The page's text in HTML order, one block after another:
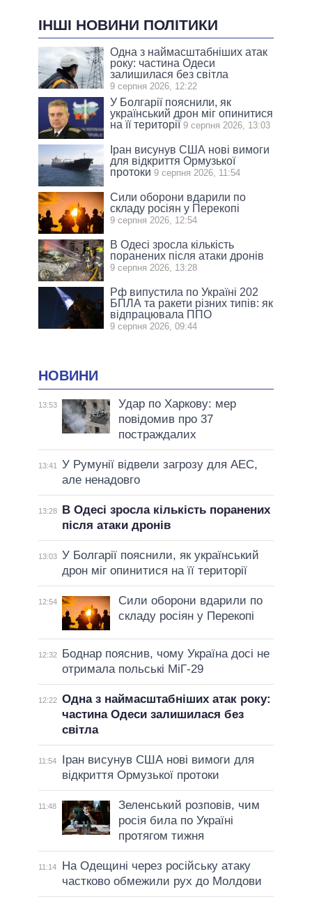
ІНШІ НОВИНИ ПОЛІТИКИ
Одна з наймасштабніших атак
року: частина Одеси
залишилася без світла
9 серпня 2026, 12:22
У Болгарії пояснили, як
український дрон міг опинитися
на її території 9 серпня 2026, 13:03
Іран висунув США нові вимоги
для відкриття Ормузької
протоки 9 серпня 2026, 11:54
Сили оборони вдарили по
складу росіян у Перекопі
9 серпня 2026, 12:54
В Одесі зросла кількість
поранених після атаки дронів
9 серпня 2026, 13:28
Рф випустила по Україні 202
БПЛА та ракети різних типів: як
відпрацювала ППО
9 серпня 2026, 09:44
НОВИНИ
13:53
Удар по Харкову: мер
повідомив про 37
постраждалих
13:41
У Румунії відвели загрозу для АЕС,
але ненадовго
13:28
В Одесі зросла кількість поранених
після атаки дронів
13:03 У Болгарії пояснили, як український
дрон міг опинитися на її території
12:54
Сили оборони вдарили по
складу росіян у Перекопі
12:32
Боднар пояснив, чому Україна досі не
отримала польські МіГ-29
12:22 Одна з наймасштабніших атак року:
частина Одеси залишилася без
світла
11:54
Іран висунув США нові вимоги для
відкриття Ормузької протоки
11:48
Зеленський розповів, чим
росія била по Україні
протягом тижня
11:14
На Одещині через російську атаку
частково обмежили рух до Молдови